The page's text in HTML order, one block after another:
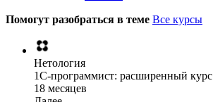
Помогут разобраться в теме Все курсы
Нетология
1C-программист: расширенный курс
18 месяцев